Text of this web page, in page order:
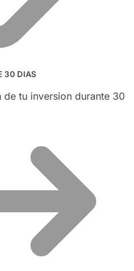
30 DIAS
tu inversion durante 30